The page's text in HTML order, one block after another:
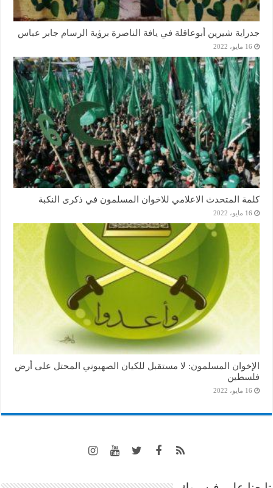
جدراية شيرين أبوعاقلة في يافة الناصرة برؤية الرسام جابر عباس
16 مايو، 2022
كلمة المتحدث الاعلامي للاخوان المسلمون في ذكرى النكبة
16 مايو، 2022
الإخوان المسلمون: لا مستقبل للكيان الصهيوني المحتل على أرض
فلسطين
16 مايو، 2022